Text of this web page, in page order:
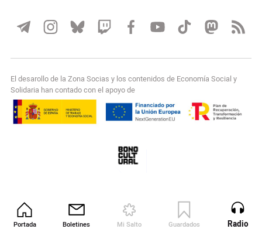
Portada Boletines Mi Salto Guardados Revista
Radio
El desarollo de la Zona Socias y los contenidos de Economía Social y
Solidaria han contado con el apoyo de